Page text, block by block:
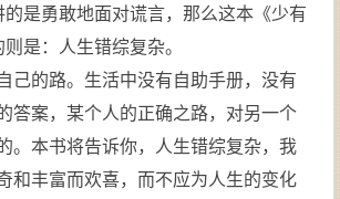
是勇敢地面对谎言，那么这本《少有
是：人生错综复杂。
己的路。生活中没有自助手册，没有
答案，某个人的正确之路，对另一个
。本书将告诉你，人生错综复杂，我
和丰富而欢喜，而不应为人生的变化